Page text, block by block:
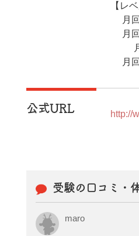
【レ
5月
8月
11
2月
公式URL http://
受験の口コミ・
maro